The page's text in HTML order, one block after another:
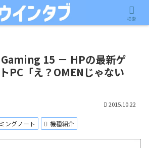
ます。
15 － HPの最新ゲ
PC「え？OMENじゃない
2015.10.22
ングノート 機種紹介
検索